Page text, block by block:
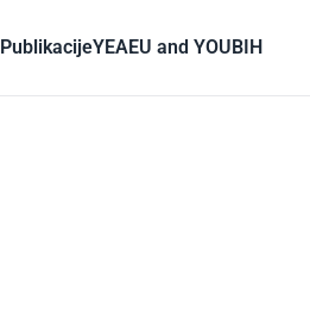
PublikacijeYEAEU and YOUBIH